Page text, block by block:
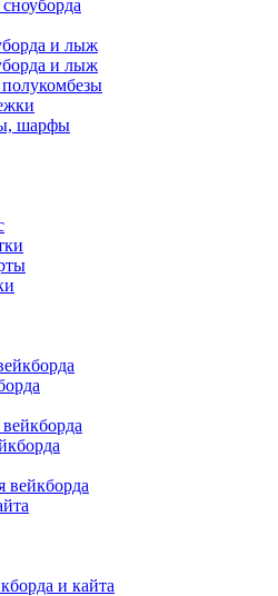
и лыж
и лыж
шарфы
вейкборда
и кайта